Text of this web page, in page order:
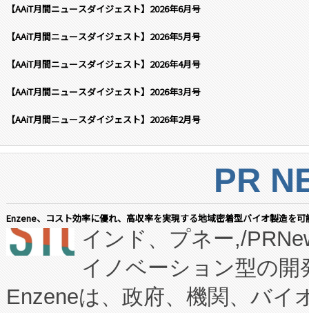
【AAiT月間ニュースダイジェスト】2026年6月号
【AAiT月間ニュースダイジェスト】2026年5月号
【AAiT月間ニュースダイジェスト】2026年4月号
【AAiT月間ニュースダイジェスト】2026年3月号
【AAiT月間ニュースダイジェスト】2026年2月号
PR
Enzene、コスト効率に優れ、高収率を実現する地域密着型バイオ製造を
インド、プネー,/
イノベーション型の
Enzeneは、政府、機関、バイ